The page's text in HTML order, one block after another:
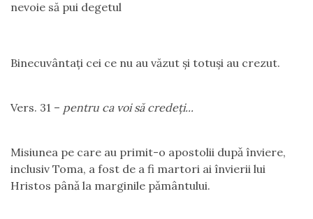
nevoie să pui degetul
Binecuvântați cei ce nu au văzut și totuși au crezut.
Vers. 31 – pentru ca voi să credeți...
Misiunea pe care au primit-o apostolii dupǎ înviere,
inclusiv Toma, a fost de a fi martori ai învierii lui
Hristos pânǎ la marginile pǎmântului.